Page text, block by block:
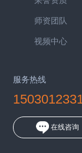
师资团队
视频中心
服务热线
在线咨询